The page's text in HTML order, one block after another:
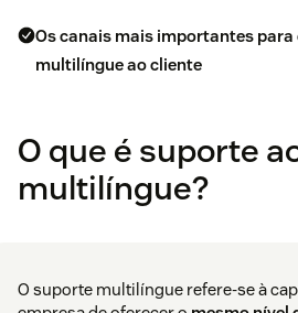
Os canais mais importantes
multilíngue ao cliente
O que é suporte
multilíngue?
O suporte multilíngue refere-se à